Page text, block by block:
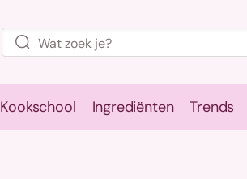
Kookschool Ingrediënten Trends